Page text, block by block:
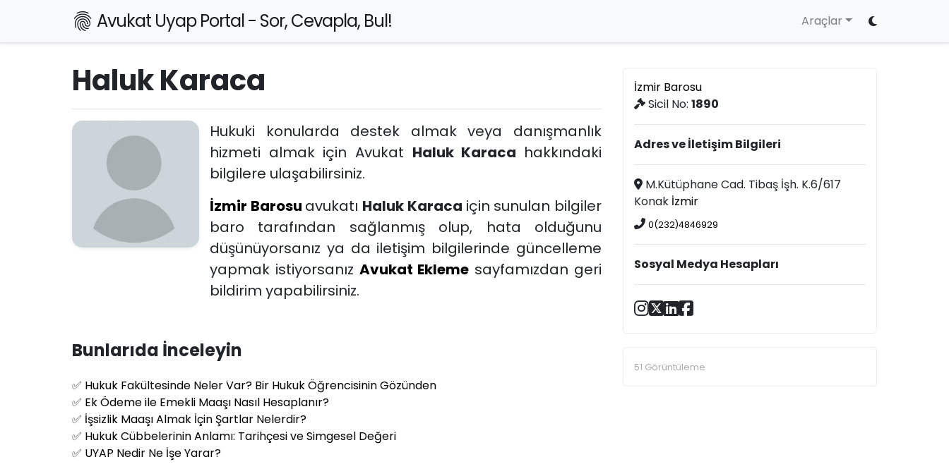
Avukat Uyap Portal - Sor, Cevapla, Bul! Araçlar
Haluk Karaca
Hukuki konularda destek almak veya danışmanlık
hizmeti almak için Avukat Haluk Karaca hakkındaki
bilgilere ulaşabilirsiniz.
İzmir Barosu avukatı Haluk Karaca için sunulan bilgiler
baro tarafından sağlanmış olup, hata olduğunu
düşünüyorsanız ya da iletişim bilgilerinde güncelleme
yapmak istiyorsanız Avukat Ekleme sayfamızdan geri
bildirim yapabilirsiniz.
Bunlarıda İnceleyin
✅ Hukuk Fakültesinde Neler Var? Bir Hukuk Öğrencisinin Gözünden
✅ Ek Ödeme ile Emekli Maaşı Nasıl Hesaplanır?
✅ İşsizlik Maaşı Almak İçin Şartlar Nelerdir?
✅ Hukuk Cübbelerinin Anlamı: Tarihçesi ve Simgesel Değeri
✅ UYAP Nedir Ne İşe Yarar?
İzmir Barosu
Sicil No:1890
Adres ve İletişim Bilgileri
M.Kütüphane Cad. Tibaş İşh. K.6/617
Konak İzmir
0(232)4846929
Sosyal Medya Hesapları
51 Görüntüleme